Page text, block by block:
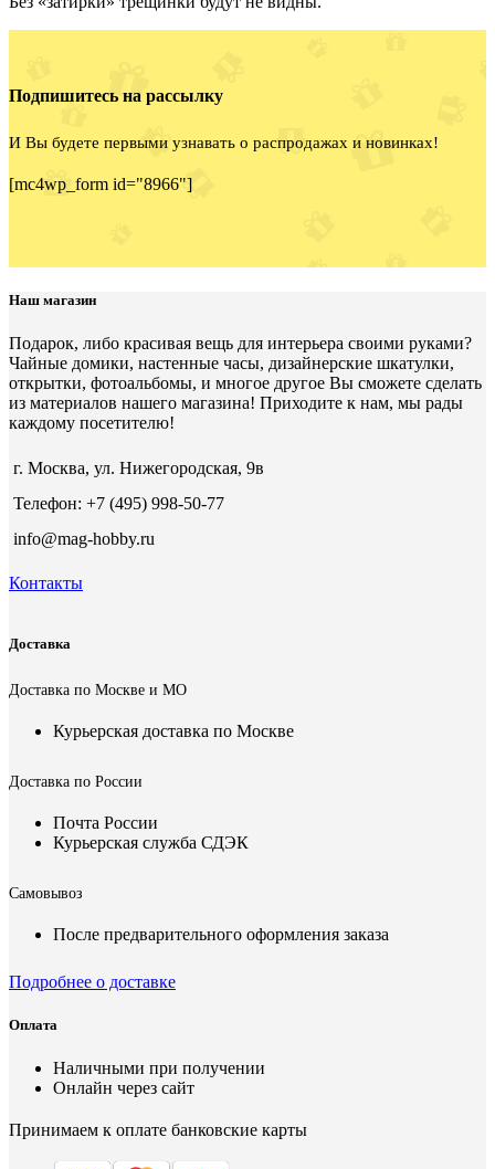
Подпишитесь на рассылку
И Вы будете первыми узнавать о распродажах и новинках!
[mc4wp_form id="8966"]
Наш магазин
Подарок, либо красивая вещь для интерьера своими руками?
Чайные домики, настенные часы, дизайнерские шкатулки,
открытки, фотоальбомы, и многое другое Вы сможете сделать
из материалов нашего магазина! Приходите к нам, мы рады
каждому посетителю!
г. Москва, ул. Нижегородская, 9в
Телефон: +7 (495) 998-50-77
info@mag-hobby.ru
Контакты
Доставка
Доставка по Москве и МО
Курьерская доставка по Москве
Доставка по России
Почта России
Курьерская служба СДЭК
Самовывоз
После предварительного оформления заказа
Подробнее о доставке
Оплата
Наличными при получении
Онлайн через сайт
Принимаем к оплате банковские карты